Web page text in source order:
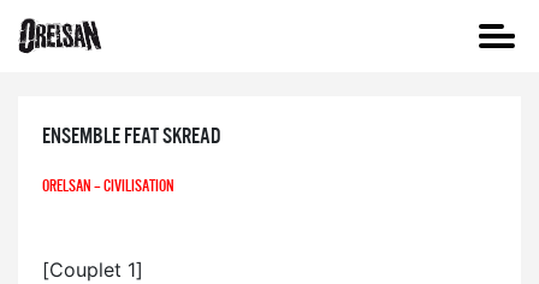
ENSEMBLE FEAT SKREAD
ORELSAN – CIVILISATION
[Couplet 1]